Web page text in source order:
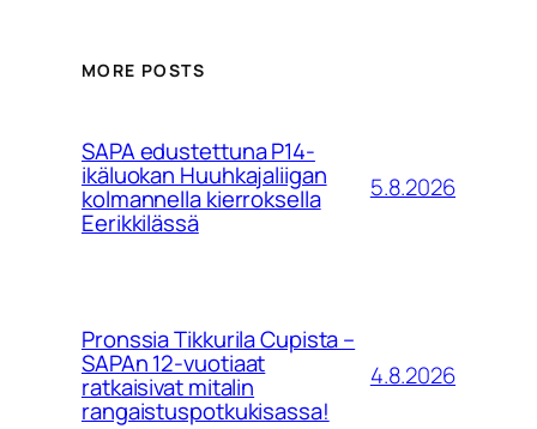
MORE POSTS
SAPA edustettuna P14-
ikäluokan Huuhkajaliigan
kolmannella kierroksella
Eerikkilässä
5.8.2026
Pronssia Tikkurila Cupista –
SAPAn 12-vuotiaat
ratkaisivat mitalin
rangaistuspotkukisassa!
4.8.2026